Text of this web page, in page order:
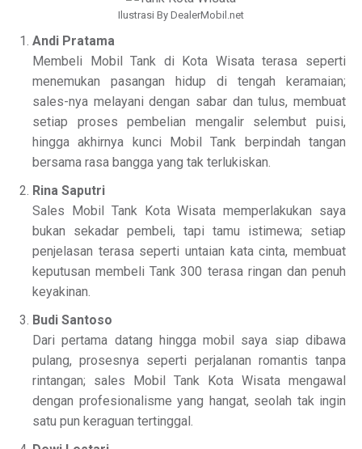
Ilustrasi By DealerMobil.net
Andi Pratama
Membeli Mobil Tank di Kota Wisata terasa seperti
menemukan pasangan hidup di tengah keramaian;
sales-nya melayani dengan sabar dan tulus, membuat
setiap proses pembelian mengalir selembut puisi,
hingga akhirnya kunci Mobil Tank berpindah tangan
bersama rasa bangga yang tak terlukiskan.
Rina Saputri
Sales Mobil Tank Kota Wisata memperlakukan saya
bukan sekadar pembeli, tapi tamu istimewa; setiap
penjelasan terasa seperti untaian kata cinta, membuat
keputusan membeli Tank 300 terasa ringan dan penuh
keyakinan.
Budi Santoso
Dari pertama datang hingga mobil saya siap dibawa
pulang, prosesnya seperti perjalanan romantis tanpa
rintangan; sales Mobil Tank Kota Wisata mengawal
dengan profesionalisme yang hangat, seolah tak ingin
satu pun keraguan tertinggal.